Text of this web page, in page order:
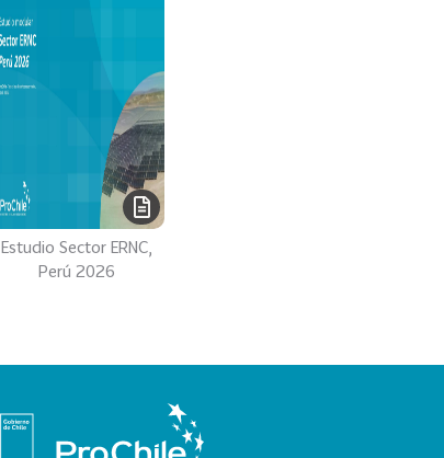
Estudio Sector ERNC,
Perú 2026